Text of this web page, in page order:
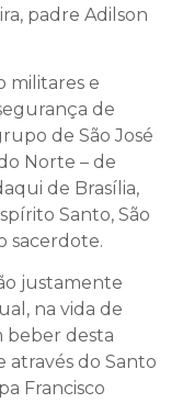
padre Adilson
militares e
de
de São José
Norte – de
de Brasília,
Santo, São
sacerdote.
justamente
na vida de
beber desta
através do Santo
Francisco